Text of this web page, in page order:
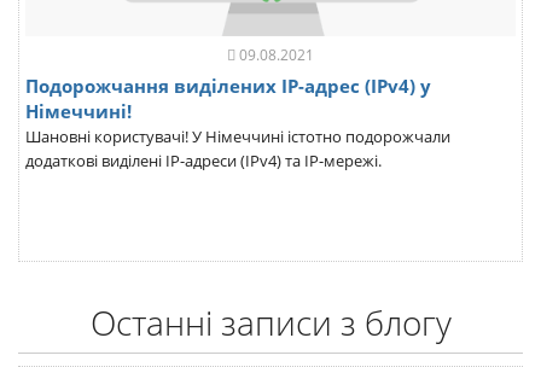
09.08.2021
Подорожчання виділених IP-адрес (IPv4) у
Німеччині!
Шановні користувачі! У Німеччині істотно подорожчали
додаткові виділені IP-адреси (IPv4) та IP-мережі.
Останні записи з блогу